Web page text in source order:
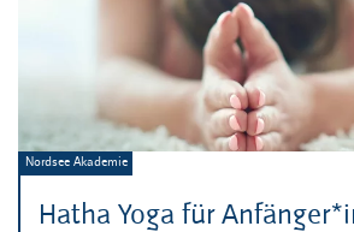
Hatha Yoga für
Veranstalter:
Nordsee Akademie